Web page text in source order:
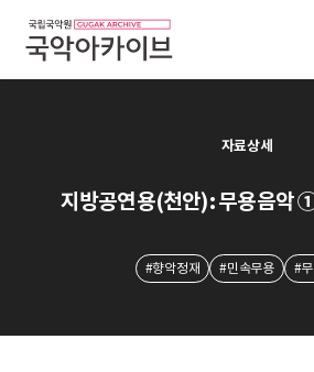
자료상세
지방공연용(천안): 무용음악
#향악정재 #민속무용 #